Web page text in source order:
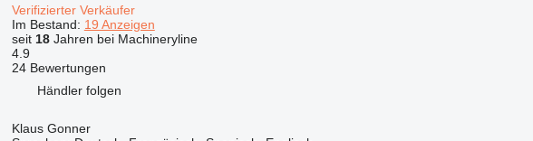
Verifizierter Verkäufer
Im Bestand: 19 Anzeigen
seit 18Jahren bei Machineryline
4.9
24 Bewertungen
Händler folgen
Klaus Gonner